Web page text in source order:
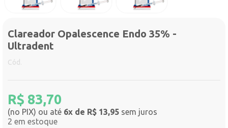
Clareador Opalescence Endo 35% -
Ultradent
Cód.
R$ 83,70
(no PIX) ou até 6x de R$ 13,95 sem juros
2 em estoque